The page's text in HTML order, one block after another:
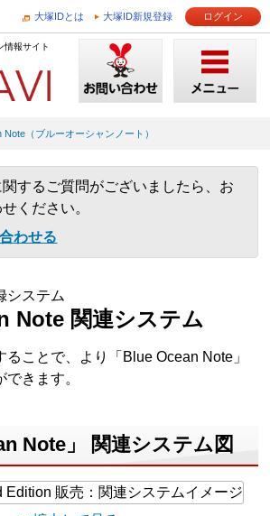
大塚IDとは 大塚ID新規登録 ログイン
情報サイト
Note（ブルーオーシャンノート）
するご質問がございましたら、お
ください。
わせる
システム
Note 関連システム
ことで、より「Blue Ocean Note」
きます。
Note」 関連システム図